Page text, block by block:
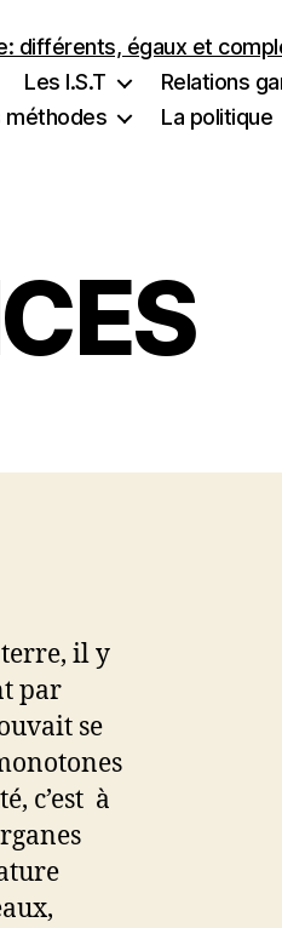
différents, égaux et
Les I.S.T
Relations
méthodes
La politique
il y
par
se
c’est à